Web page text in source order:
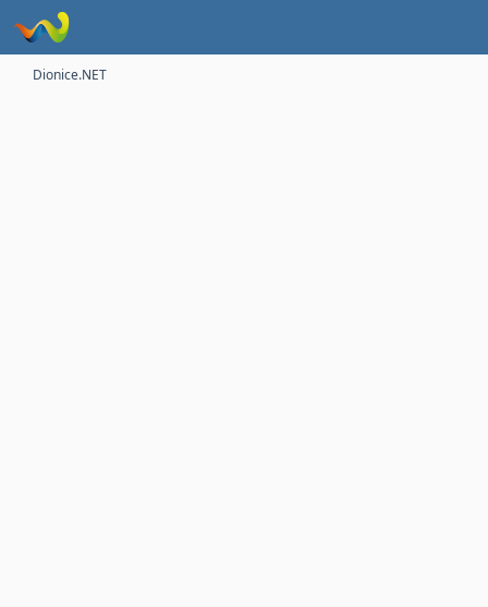
Dionice.NET